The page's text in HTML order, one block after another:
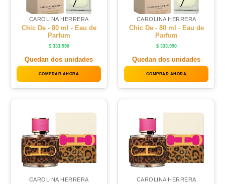
CAROLINA HERRERA
Chic De - 80 ml - Eau de
Parfum
$333.990
Quedan dos unidades
COMPRAR AHORA
CAROLINA HERRERA
Chic De - 80 ml - Eau de
Parfum
$333.990
Quedan dos unidades
COMPRAR AHORA
CAROLINA HERRERA CAROLINA HERRERA